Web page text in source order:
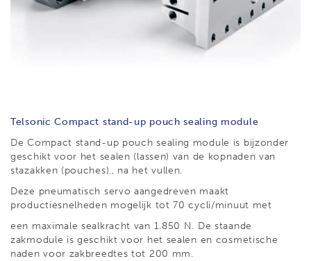
Telsonic Compact stand-up pouch sealing module
De Compact stand-up pouch sealing module is bijzonder
geschikt voor het sealen (lassen) van de kopnaden van
stazakken (pouches)., na het vullen.
Deze pneumatisch servo aangedreven maakt
productiesnelheden mogelijk tot 70 cycli/minuut met
een maximale sealkracht van 1.850 N. De staande
zakmodule is geschikt voor het sealen en cosmetische
naden voor zakbreedtes tot 200 mm.